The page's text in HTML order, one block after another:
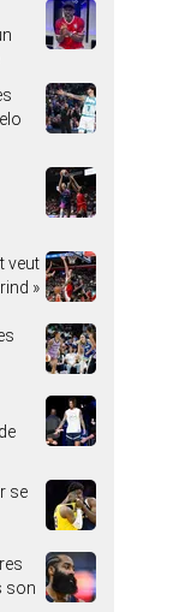
veut
»
se
son